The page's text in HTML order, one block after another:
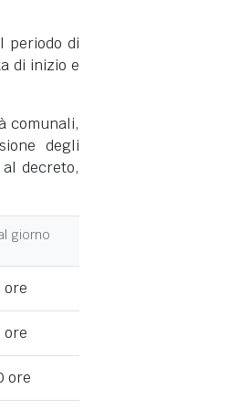
periodo di
di inizio e
comunali,
degli
decreto,
giorno
ore
ore
ore